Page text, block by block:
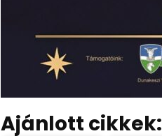
Ajánlott cikkek: